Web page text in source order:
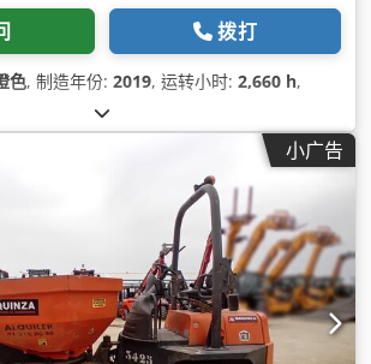
拨打
色, 制造年份: 2019, 运转小时: 2,660 h,
小广告